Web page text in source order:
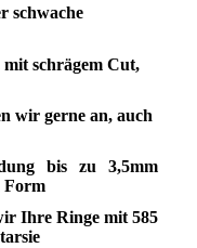
schwache
schrägem Cut,
wir gerne an, auch
bis zu 3,5mm
Form
Ihre Ringe mit 585